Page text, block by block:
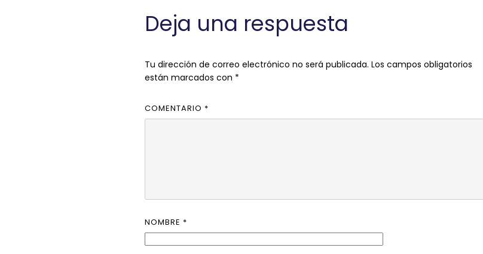
Deja una respuesta
Tu dirección de correo electrónico no será publicada. Los campos obligatorios
están marcados con *
COMENTARIO *
NOMBRE *